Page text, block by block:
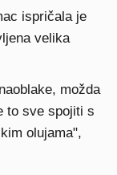
ispričala je
velika
možda
to sve spojiti s
olujama",